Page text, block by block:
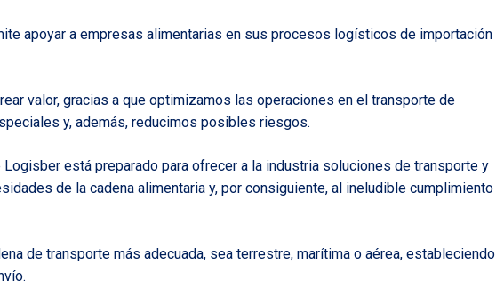
apoyar a empresas alimentarias en sus procesos logísticos de importación
valor, gracias a que optimizamos las operaciones en el transporte de
y, además, reducimos posibles riesgos.
está preparado para ofrecer a la industria soluciones de transporte y
de la cadena alimentaria y, por consiguiente, al ineludible cumplimiento
de transporte más adecuada, sea terrestre, marítima o aérea, estableciendo